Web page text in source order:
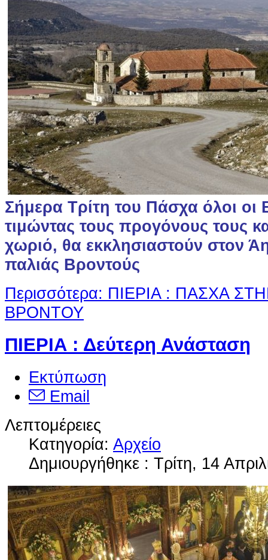
Σήμερα Τρίτη του Πάσχα όλοι οι
τιμώντας τους προγόνους τους
χωριό, θα εκκλησιαστούν στον
παλιάς Βροντούς
Περισσότερα: ΠΙΕΡΙΑ : ΠΑΣΧΑ
ΒΡΟΝΤΟΥ
ΠΙΕΡΙΑ : Δεύτερη Ανάσταση
Εκτύπωση
Email
Λεπτομέρειες
Κατηγορία: Αρχείο
Δημιουργήθηκε : Τρίτη, 14